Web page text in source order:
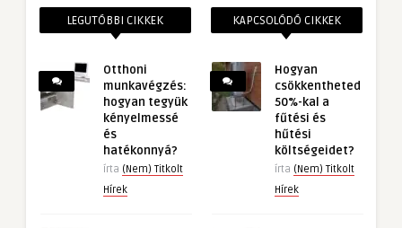
LEGUTÓBBI CIKKEK
Otthoni
munkavégzés:
hogyan tegyük
kényelmessé
és
hatékonnyá?
írta (Nem) Titkolt
Hírek
KAPCSOLÓDÓ CIKKEK
Hogyan
csökkentheted
50%-kal a
fűtési és
hűtési
költségeidet?
írta (Nem) Titkolt
Hírek